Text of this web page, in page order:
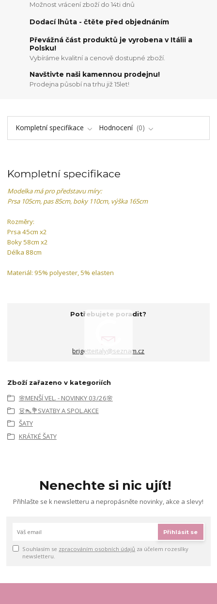
Možnost vrácení zboží do 14ti dnů
Dodací lhůta - čtěte před objednáním
Převážná část produktů je vyrobena v Itálii a
Polsku!
Vybíráme kvalitní a cenově dostupné zboží.
Navštivte naši kamennou prodejnu!
Prodejna působí na trhu již 15let!
Kompletní specifikace Hodnocení 0
Kompletní specifikace
Modelka má pro představu míry:
Prsa 105cm, pas 85cm, boky 110cm, výška 165cm
Rozměry:
Prsa 45cm x2
Boky 58cm x2
Délka 88cm
Materiál: 95% polyester, 5% elasten
Potřebujete poradit?
brigetteitaly@seznam.cz
Zboží zařazeno v kategoriích
🌸MENŠÍ VEL. - NOVINKY 03/26🌸
👗👠💐SVATBY A SPOL.AKCE
ŠATY
KRÁTKÉ ŠATY
Nenechte si nic ujít!
Přihlašte se k newsletteru a nepropásněte novinky, akce a slevy!
Přihlásit se
Souhlasím se zpracováním osobních údajů za účelem rozesílky
newsletteru.